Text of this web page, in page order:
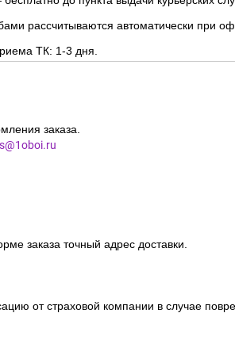
рассчитываются автоматически при
ТК: 1-3 дня.
заказа.
заказа точный адрес доставки.
от страховой компании в случае